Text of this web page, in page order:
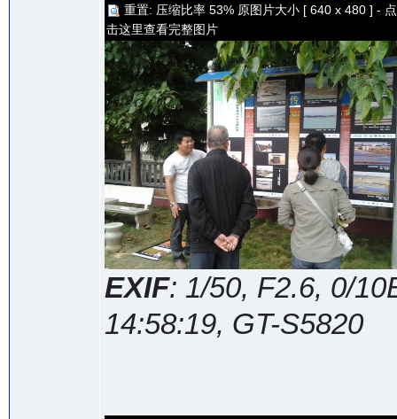
重置: 压缩比率 53% 原图片大小 [ 640 x 480 ] - 点
击这里查看完整图片
EXIF: 1/50, F2.6, 0/
14:58:19, GT-S5820